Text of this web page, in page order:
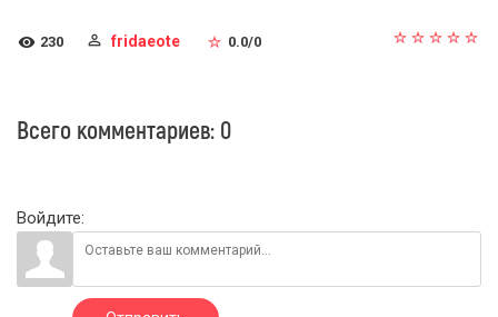
230 fridaeote 0.0/0
Всего комментариев: 0
Войдите: